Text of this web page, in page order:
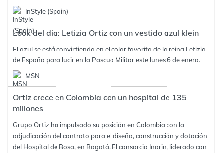
InStyle (Spain)
Look del día: Letizia Ortiz con un vestido azul klein
El azul se está convirtiendo en el color favorito de la reina Letizia
de España para lucir en la Pascua Militar este lunes 6 de enero.
MSN
Ortiz crece en Colombia con un hospital de 135
millones
Grupo Ortiz ha impulsado su posición en Colombia con la
adjudicación del contrato para el diseño, construcción y dotación
del Hospital de Bosa, en Bogotá. El consorcio Inorin, liderado con